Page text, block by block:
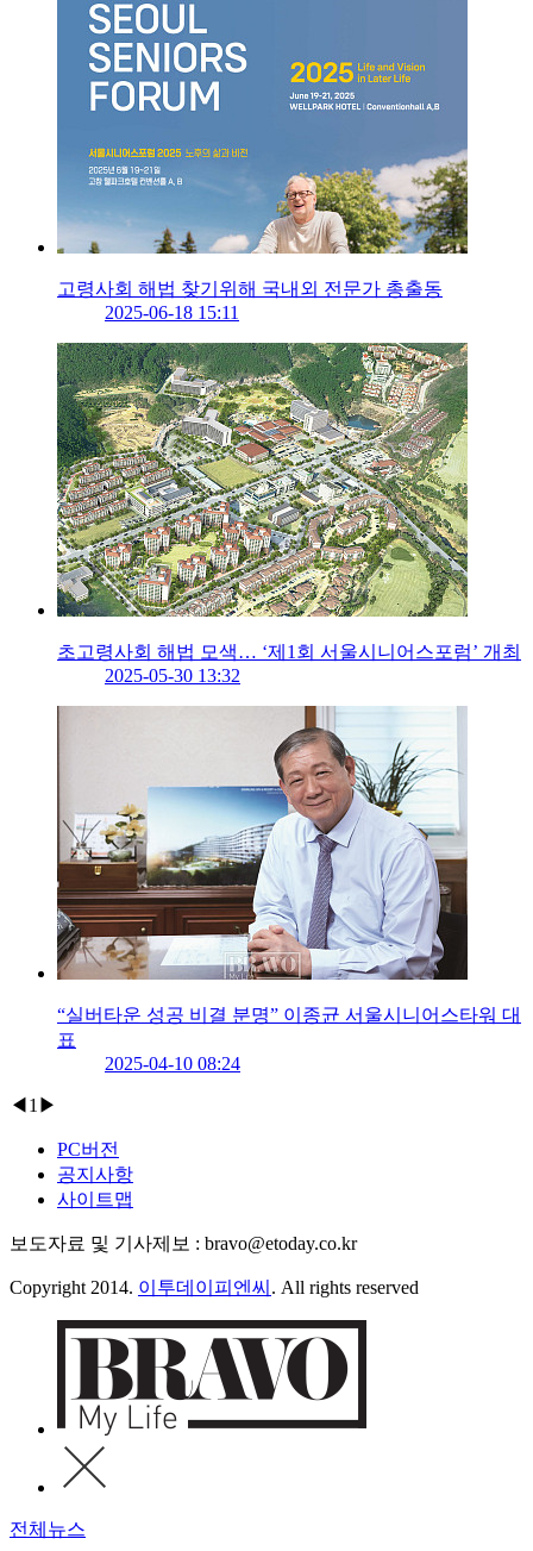
고령사회 해법 찾기위해 국내외 전문가 총출동
2025-06-18 15:11
초고령사회 해법 모색… ‘제1회 서울시니어스포럼’ 개최
2025-05-30 13:32
“실버타운 성공 비결 분명” 이종균 서울시니어스타워 대
표
2025-04-10 08:24
◀ 1 ▶
PC버전
공지사항
사이트맵
보도자료 및 기사제보 : bravo@etoday.co.kr
Copyright 2014. 이투데이피엔씨 . All rights reserved
전체뉴스